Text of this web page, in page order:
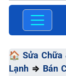
SỬA
🏠 Sửa Chữa
Lạnh ⇒ Bán